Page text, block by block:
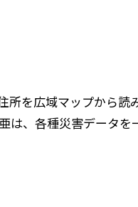
を広域マップから読
、各種災害データ